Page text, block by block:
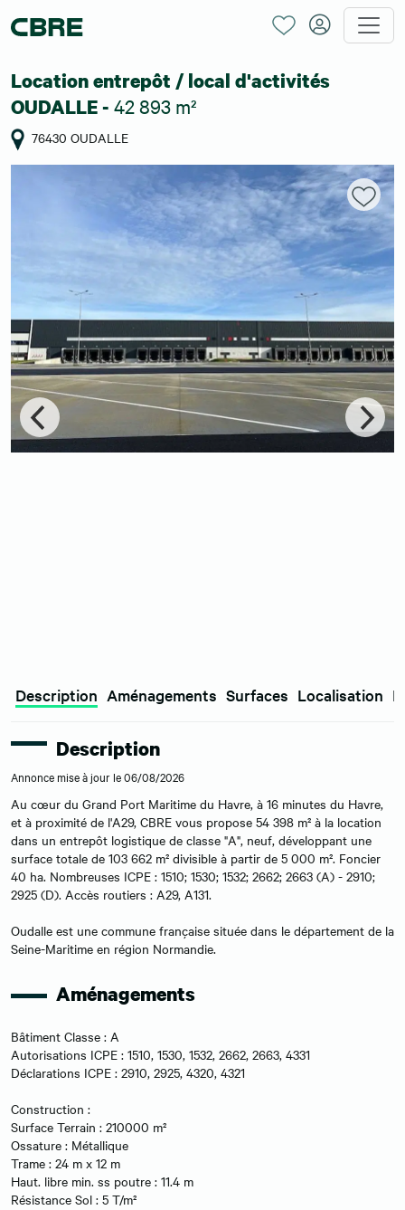
Location entrepôt / local d'activités
OUDALLE - 42 893 m²
76430 OUDALLE
Description Aménagements Surfaces Localisation
Description
Annonce mise à jour le 06/08/2026
Au cœur du Grand Port Maritime du Havre, à 16 minutes du Havre,
et à proximité de l'A29, CBRE vous propose 54 398 m² à la location
dans un entrepôt logistique de classe "A", neuf, développant une
surface totale de 103 662 m² divisible à partir de 5 000 m². Foncier
40 ha. Nombreuses ICPE : 1510; 1530; 1532; 2662; 2663 (A) - 2910;
2925 (D). Accès routiers : A29, A131.
Oudalle est une commune française située dans le département de la
Seine-Maritime en région Normandie.
Aménagements
Bâtiment Classe : A
Autorisations ICPE : 1510, 1530, 1532, 2662, 2663, 4331
Déclarations ICPE : 2910, 2925, 4320, 4321
Construction :
Surface Terrain : 210000 m²
Ossature : Métallique
Trame : 24 m x 12 m
Haut. libre min. ss poutre : 11.4 m
Résistance Sol : 5 T/m²